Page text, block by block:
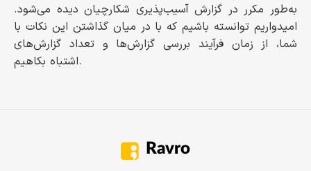
به‌طور مکرر در گزارش آسیب‌پذیری شکارچیان دیده می‌شود.
امیدواریم توانسته باشیم که با در میان گذاشتن این نکات با
شما، از زمان فرآیند بررسی گزارش‌ها و تعداد گزارش‌های
اشتباه بکاهیم.
Ravro